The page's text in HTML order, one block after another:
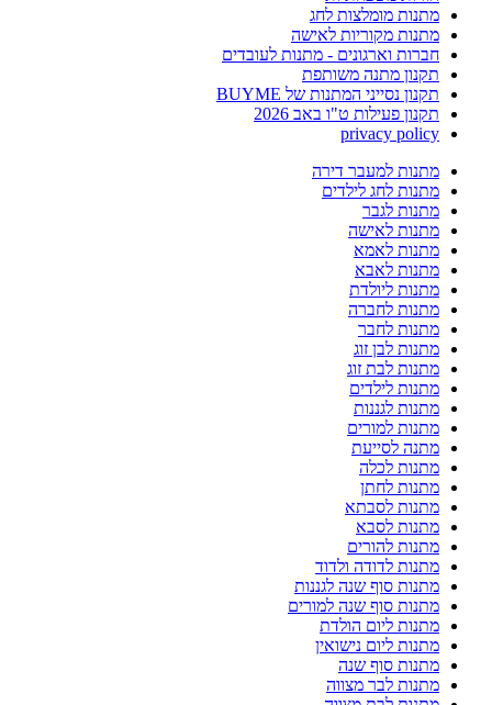
מתנות מומלצות לחג
מתנות מקוריות לאישה
חברות וארגונים - מתנות לעובדים
תקנון מתנה משותפת
תקנון נסייני המתנות של BUYME
תקנון פעילות ט"ו באב 2026
privacy policy
מתנות למעבר דירה
מתנות לחג לילדים
מתנות לגבר
מתנות לאישה
מתנות לאמא
מתנות לאבא
מתנות ליולדת
מתנות לחברה
מתנות לחבר
מתנות לבן זוג
מתנות לבת זוג
מתנות לילדים
מתנות לגננות
מתנות למורים
מתנה לסייעת
מתנות לכלה
מתנות לחתן
מתנות לסבתא
מתנות לסבא
מתנות להורים
מתנות לדודה ולדוד
מתנות סוף שנה לגננות
מתנות סוף שנה למורים
מתנות ליום הולדת
מתנות ליום נישואין
מתנות סוף שנה
מתנות לבר מצווה